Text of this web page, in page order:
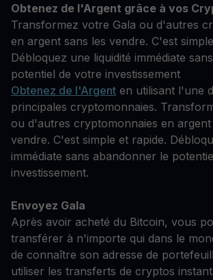
Obtenez de l'Argent grâce à vos
Transformez votre Gala ou d'autres
en argent sans les vendre. C'est
Débloquez une liquidité immédiate
potentiel de votre investissement
Obtenez de l'Argent en utilisant l'une
principales cryptomonnaies.
ou d'autres cryptomonnaies en argent
vendre. C'est simple et rapide.
immédiate sans abandonner le
investissement.
Envoyez Gala
Après avoir acheté du Bitcoin, vous
transférer à n'importe qui dans le
de connaître son adresse de
utiliser les transferts de cryptos